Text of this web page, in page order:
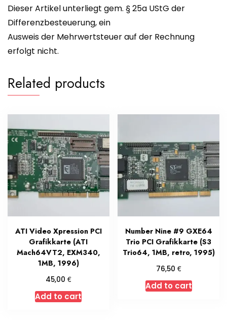
Dieser Artikel unterliegt gem. § 25a UStG der
Differenzbesteuerung, ein
Ausweis der Mehrwertsteuer auf der Rechnung
erfolgt nicht.
Related products
ATI Video Xpression PCI
Grafikkarte (ATI
Mach64VT2, EXM340,
1MB, 1996)
45,00 €
Add to cart
Number Nine #9 GXE64
Trio PCI Grafikkarte (S3
Trio64, 1MB, retro, 1995)
76,50 €
Add to cart